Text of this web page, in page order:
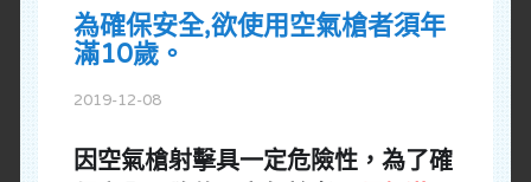
為確保安全,欲使用空氣槍者須年
滿10歲。
2019-12-08
因空氣槍射擊具一定危險性，為了確